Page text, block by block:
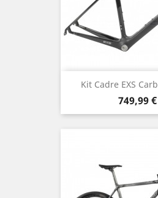
Kit Cadre EXS
Prix
749,99 €